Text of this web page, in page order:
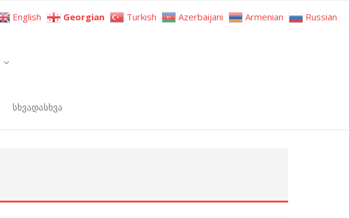
სხვადასხვა
English Georgian Turkish Azerbaijani Armenian Russian